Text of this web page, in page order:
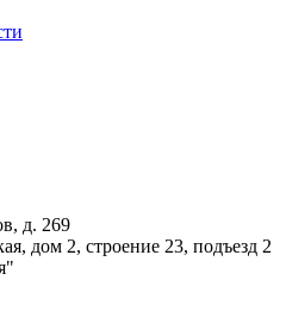
д. 269
дом 2, строение 23, подъезд 2